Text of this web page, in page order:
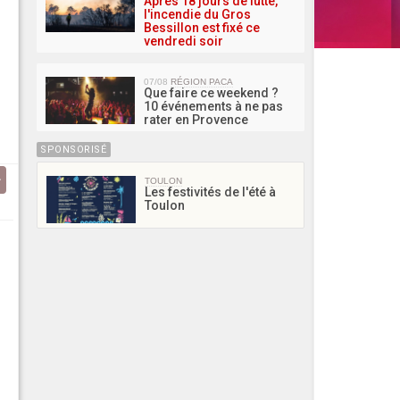
l'incendie du Gros
Bessillon est fixé ce
vendredi soir
07/08 RÉGION PACA
Que faire ce weekend ?
10 événements à ne pas
rater en Provence
SPONSORISÉ
TOULON
Les festivités de l'été à
Toulon